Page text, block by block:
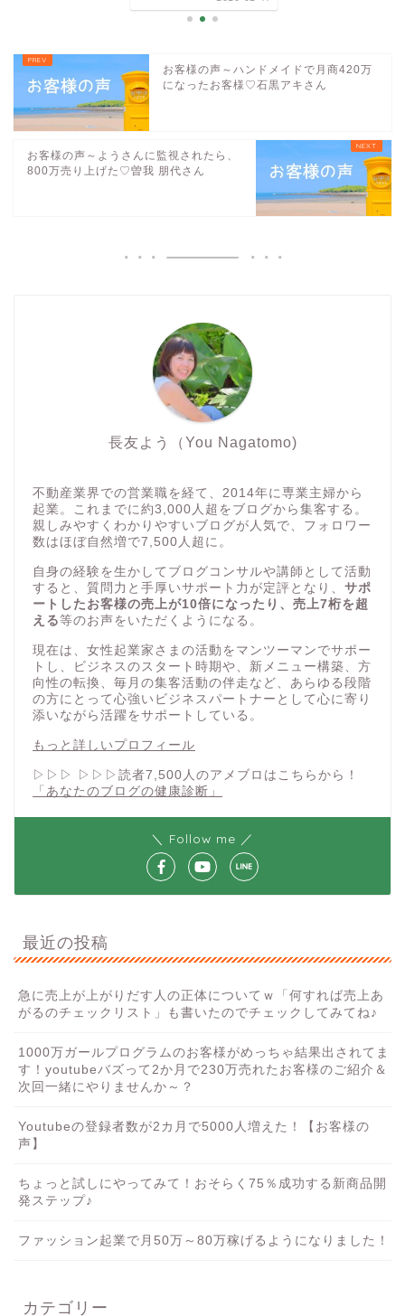
お客様の声～ハンドメイドで月商420万
になったお客様♡石黒アキさん
お客様の声～ようさんに監視されたら、
800万売り上げた♡曽我 朋代さん
長友よう（You Nagatomo)
不動産業界での営業職を経て、2014年に専業主婦から
起業。これまでに約3,000人超をブログから集客する。
親しみやすくわかりやすいブログが人気で、フォロワー
数はほぼ自然増で7,500人超に。
自身の経験を生かしてブログコンサルや講師として活動
すると、質問力と手厚いサポート力が定評となり、 サポ
ートしたお客様の売上が10倍になったり、売上7桁を超
える等のお声をいただくようになる。
現在は、女性起業家さまの活動をマンツーマンでサポー
トし、ビジネスのスタート時期や、新メニュー構築、方
向性の転換、毎月の集客活動の伴走など、あらゆる段階
の方にとって心強いビジネスパートナーとして心に寄り
添いながら活躍をサポートしている。
もっと詳しいプロフィール
▷▷▷ ▷▷▷読者7,500人のアメブロはこちらから！
「あなたのブログの健康診断」
＼ Follow me ／
最近の投稿
急に売上が上がりだす人の正体についてｗ「何すれば売上あ
がるのチェックリスト」も書いたのでチェックしてみてね♪
1000万ガールプログラムのお客様がめっちゃ結果出されてま
す！youtubeバズって2か月で230万売れたお客様のご紹介＆
次回一緒にやりませんか～？
Youtubeの登録者数が2カ月で5000人増えた！【お客様の
声】
ちょっと試しにやってみて！おそらく75％成功する新商品開
発ステップ♪
ファッション起業で月50万～80万稼げるようになりました！
カテゴリー